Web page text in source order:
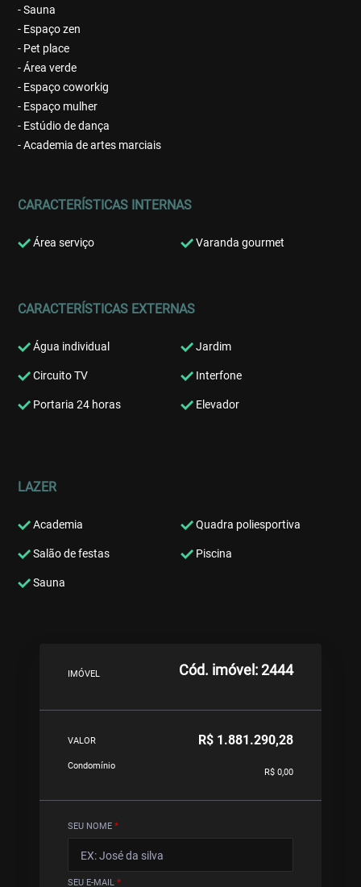
- Sauna
- Espaço zen
- Pet place
- Área verde
- Espaço coworkig
- Espaço mulher
- Estúdio de dança
- Academia de artes marciais
CARACTERÍSTICAS INTERNAS
Área serviço Varanda gourmet
CARACTERÍSTICAS EXTERNAS
Água individual Jardim
Circuito TV Interfone
Portaria 24 horas Elevador
LAZER
Academia Quadra poliesportiva
Salão de festas Piscina
Sauna
IMÓVEL Cód. imóvel: 2444
VALOR R$ 1.881.290,28
Condomínio
R$ 0,00
SEU NOME *
SEU E-MAIL *